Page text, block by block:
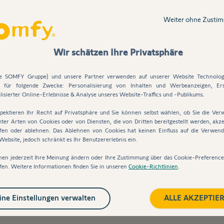
Niederschlag.
668 Liter pro Quadratmeter. Dies enspricht z.B. *5
aus und besorgen Sie sich zur Präventation den
wodurch eine schnelle und präzise Reaktion (z.B.
auf die Objektsteuerungen ein
Für die Nutzung im privaten
oder wahlweise am Mast montiert werden. Die
Folie, die die Leiterbahnen vor Oxidationen schützt und
Heizung automatisch.
Wir schätzen Ihre Privatsphäre
SOMFY Gruppe) und unsere Partner verwenden auf unserer Website
für folgende Zwecke: Personalisierung von Inhalten und Werbeanzeigen,
Online-Erlebnisse & Analyse unseres Website-Traffics und -Publikums.
Ihr Recht auf Privatsphäre und Sie können selbst wählen, ob Sie die
Arten von Cookies oder von Diensten, die von Dritten bereitgestellt werden,
oder ablehnen. Das Ablehnen von Cookies hat keinen Einfluss auf die
jedoch schränkt es Ihr Benutzererlebnis ein.
jederzeit Ihre Meinung ändern oder Ihre Zustimmung über das Cookie-
Weitere Informationen finden Sie in unseren Cookie-Richtlinien
Weiter ohne
ALLE
Einstellungen verwalten